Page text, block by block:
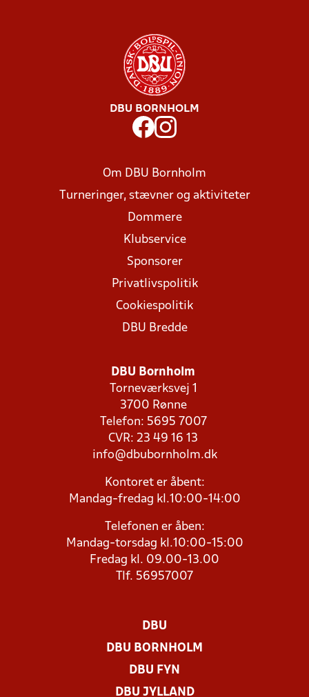
DBU BORNHOLM
Om DBU Bornholm
Turneringer, stævner og aktiviteter
Dommere
Klubservice
Sponsorer
Privatlivspolitik
Cookiespolitik
DBU Bredde
DBU Bornholm
Torneværksvej 1
3700 Rønne
Telefon: 5695 7007
CVR: 23 49 16 13
info@dbubornholm.dk
Kontoret er åbent:
Mandag-fredag kl.10:00-14:00
Telefonen er åben:
Mandag-torsdag kl.10:00-15:00
Fredag kl. 09.00-13.00
Tlf. 56957007
DBU
DBU BORNHOLM
DBU FYN
DBU JYLLAND